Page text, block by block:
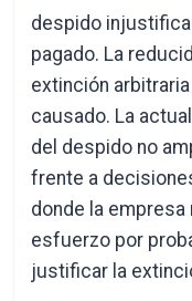
despido
pagado. La
extinción
causado. La
del despido no
frente a
donde la
esfuerzo por
justificar la